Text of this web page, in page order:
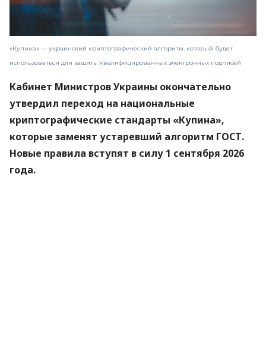
«Купина» — украинский криптографический алгоритм, который будет
использоваться для защиты квалифицированных электронных подписей
Кабинет Министров Украины окончательно
утвердил переход на национальные
криптографические стандарты «Купина»,
которые заменят устаревший алгоритм ГОСТ.
Новые правила вступят в силу 1 сентября 2026
года.